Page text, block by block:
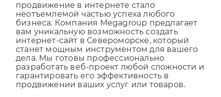
В современном динамичном мире,
продвижение в интернете стало
неотъемлемой частью успеха любого
бизнеса. Компания Megagroup предлагает
вам уникальную возможность создать
интернет-сайт в Североморске, который
станет мощным инструментом для вашего
дела. Мы готовы профессионально
разработать веб-проект любой сложности и
гарантировать его эффективность в